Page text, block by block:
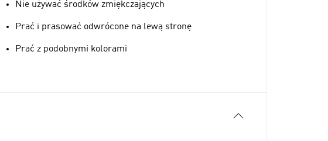
Nie używać środków zmiękczających
Prać i prasować odwrócone na lewą stronę
Prać z podobnymi kolorami